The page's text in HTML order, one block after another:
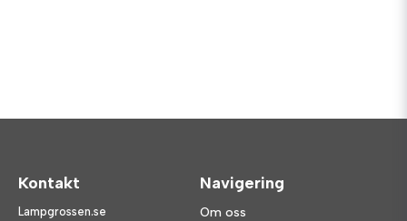
Kontakt
Lampgrossen.se
Navigering
Om oss